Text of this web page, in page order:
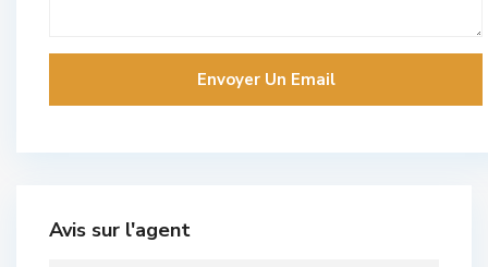
Avis sur l'agent